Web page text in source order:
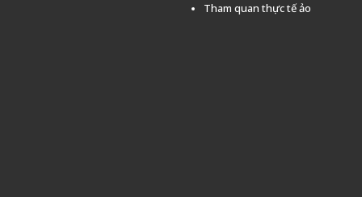
Tham quan thực tế ảo